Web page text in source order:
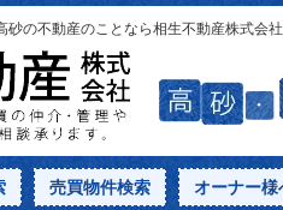
砂の不動産のことなら相生不動産株式会社
売買物件検索 オーナー様